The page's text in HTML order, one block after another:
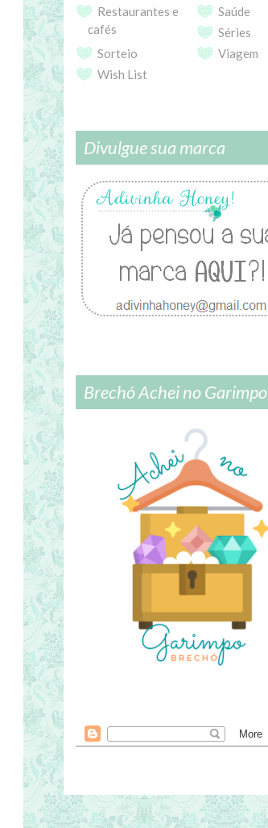
Restaurantes e
cafés
Saúde
Séries
Sorteio
Viagem
Wish List
Divulgue sua marca
Brechó Achei no Garimpo